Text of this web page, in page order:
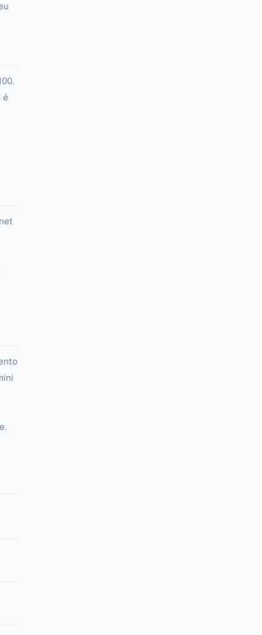
é